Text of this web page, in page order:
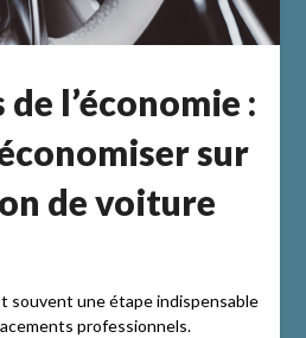
de l’économie :
sur
de voiture
souvent une étape indispensable
professionnels.